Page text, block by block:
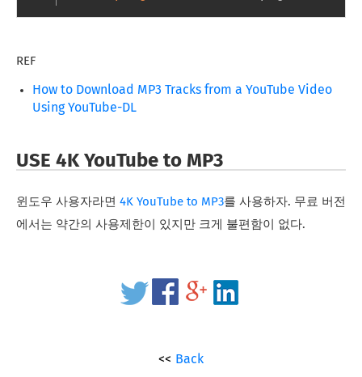
REF
How to Download MP3 Tracks from a YouTube Video
Using YouTube-DL
USE 4K YouTube to MP3
윈도우 사용자라면 4K YouTube to MP3를 사용하자. 무료 버전
에서는 약간의 사용제한이 있지만 크게 불편함이 없다.
Back